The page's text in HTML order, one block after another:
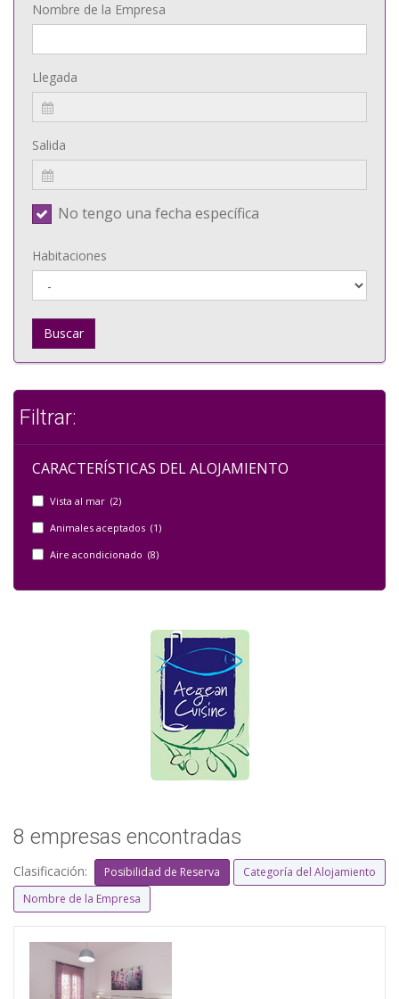
Nombre de la Empresa
Llegada
Salida
No tengo una fecha específica
Habitaciones
Buscar
Filtrar:
CARACTERÍSTICAS DEL ALOJAMIENTO
Vista al mar (2)
Animales aceptados (1)
Aire acondicionado (8)
8 empresas encontradas
Clasificación: Posibilidad de Reserva
Categoría del Alojamiento
Nombre de la Empresa